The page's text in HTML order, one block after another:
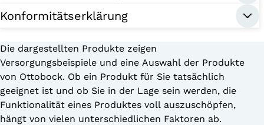
Konformitätserklärung
Die dargestellten Produkte zeigen
Versorgungsbeispiele und eine Auswahl der Produkte
von Ottobock. Ob ein Produkt für Sie tatsächlich
geeignet ist und ob Sie in der Lage sein werden, die
Funktionalität eines Produktes voll auszuschöpfen,
hängt von vielen unterschiedlichen Faktoren ab.